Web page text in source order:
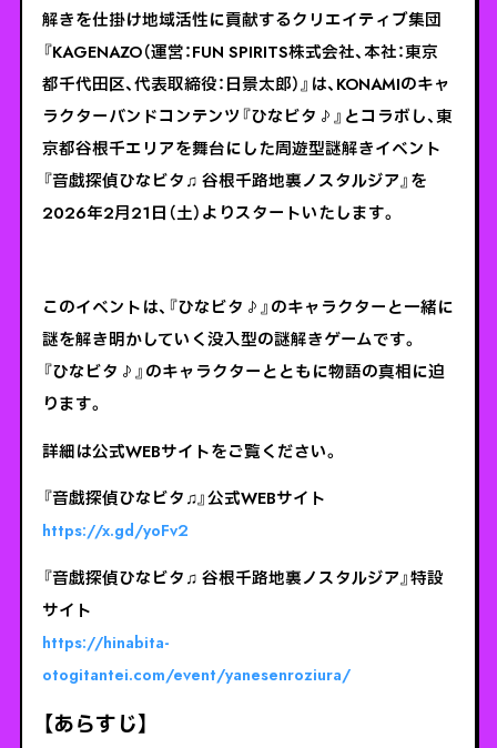
解きを仕掛け地域活性に貢献するクリエイティブ集団
『KAGENAZO（運営：FUN SPIRITS株式会社、本社：東京
都千代田区、代表取締役：日景太郎）』は、KONAMIのキャ
ラクターバンドコンテンツ『ひなビタ♪』とコラボし、東
京都谷根千エリアを舞台にした周遊型謎解きイベント
『音戯探偵ひなビタ♫ 谷根千路地裏ノスタルジア』を
2026年2月21日（土）よりスタートいたします。
このイベントは、『ひなビタ♪』のキャラクターと一緒に
謎を解き明かしていく没入型の謎解きゲームです。
『ひなビタ♪』のキャラクターとともに物語の真相に迫
ります。
詳細は公式WEBサイトをご覧ください。
『音戯探偵ひなビタ♫』公式WEBサイト
https://x.gd/yoFv2
『音戯探偵ひなビタ♫ 谷根千路地裏ノスタルジア』特設
サイト
https://hinabita-
otogitantei.com/event/yanesenroziura/
【あらすじ】